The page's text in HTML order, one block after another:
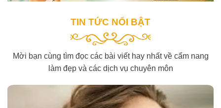
Mời bạn cùng tìm đọc các bài viết hay nhất về cẩm nang
làm đẹp và các dịch vụ chuyên môn